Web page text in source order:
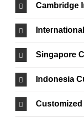
Cambridge
Singapore
Indonesia